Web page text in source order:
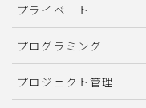
プライベート
プログラミング
プロジェクト管理